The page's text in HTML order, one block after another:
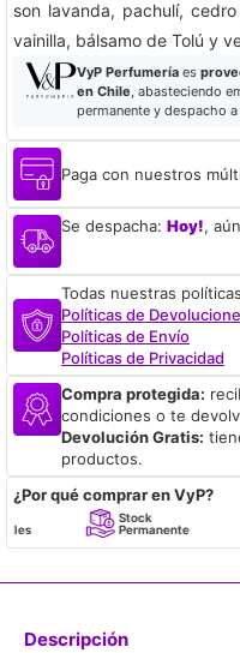
son lavanda, pachulí,
vainilla, bálsamo de Tolú y
VyP Perfumeríaes
en Chile, abasteciendo
permanente y despacho
Paga con nuestros
Se despacha: Hoy!,
Todas nuestras
Políticas de
Políticas de Envío
Políticas de Privacidad
Compra protegida:
condiciones o te
Devolución Gratis:
productos.
¿Por qué comprar en VyP?
Stock
Permanente
Descripción